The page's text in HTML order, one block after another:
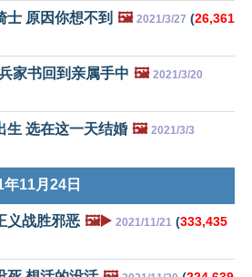
士 原因你想不到 🖼️ 2021/3/27 (26,361
家书回到亲属手中 🖼️ 2021/3/20
生 选在这一天结婚 🖼️ 2021/3/3
年11月24日
义战胜邪恶 🖼️▶️ 2021/11/21 (333,435